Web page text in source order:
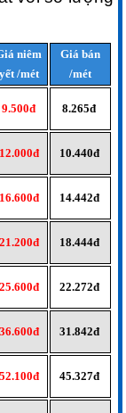
niêm
yết /mét
Giá bán
/mét
9.500đ 8.265đ
12.000đ 10.440đ
16.600đ 14.442đ
21.200đ 18.444đ
25.600đ 22.272đ
36.600đ 31.842đ
52.100đ 45.327đ